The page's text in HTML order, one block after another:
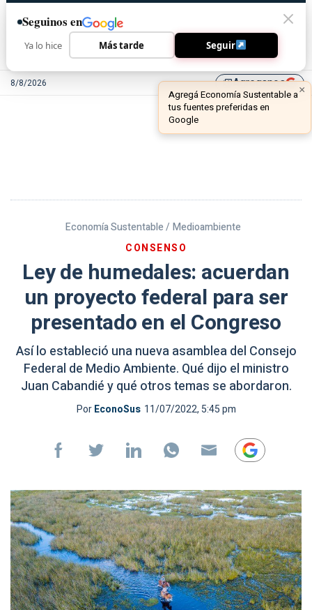
8/8/2026 library_addAgreganos
Economía Sustentable / Medioambiente
CONSENSO
Ley de humedales: acuerdan
un proyecto federal para ser
presentado en el Congreso
Así lo estableció una nueva asamblea del Consejo
Federal de Medio Ambiente. Qué dijo el ministro
Juan Cabandié y qué otros temas se abordaron.
PorEconoSus 11/07/2022, 5:45 pm
Seguinos en
Ya lo hice Más tarde Seguir